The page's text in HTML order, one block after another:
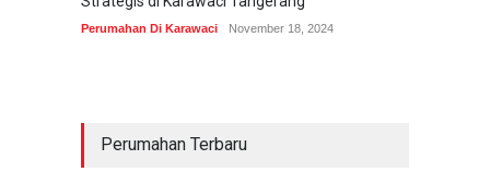
Perumahan Di Karawaci November 18, 2024
Perumahan Terbaru